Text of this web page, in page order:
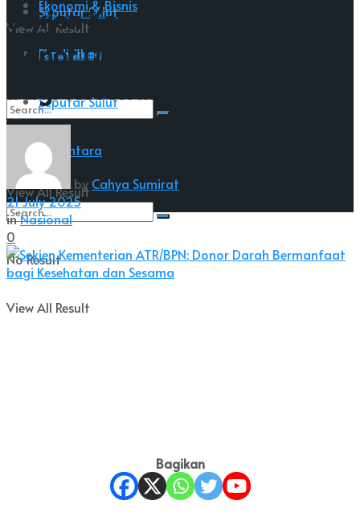
Seputar Sulut
Nusantara
No Result
View All Result
Ekonomi & Bisnis
Pendidikan
Seputar Sulut
Nusantara
No Result
View All Result
View All Result
Sekjen Kementerian ATR/BPN:
Donor Darah Bermanfaat
bagi Kesehatan dan Sesama
by Cahya Sumirat
21 July 2025
inNasional
0
Bagikan